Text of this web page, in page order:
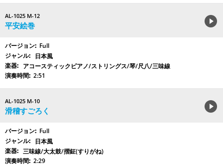
AL-1025 M-12
平安絵巻
Full
日本風
アコースティックピアノ/ストリングス/琴/尺八/三味線
2:51
AL-1025 M-10
滑稽すごろく
Full
日本風
三味線/大太鼓/摺鉦(すりがね)
2:29